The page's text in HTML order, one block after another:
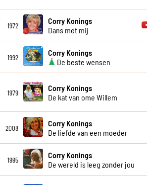
1972
Corry Konings
Dans met mij
1992
Corry Konings
De beste wensen
1979
Corry Konings
De kat van ome Willem
2008
Corry Konings
De liefde van een moeder
1995
Corry Konings
De wereld is leeg zonder jou